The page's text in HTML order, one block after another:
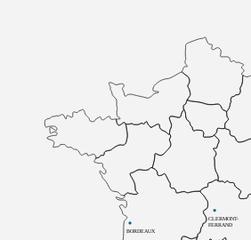
BORDEAUX
CLERMONT-
FERRAND